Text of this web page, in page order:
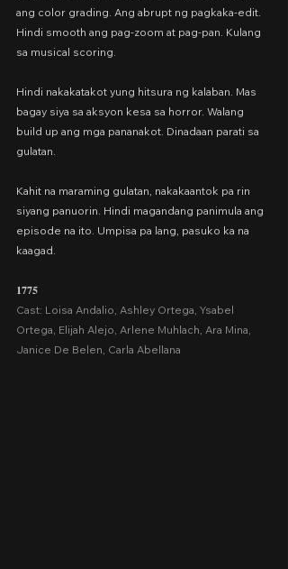
ang color grading. Ang abrupt ng pagkaka-edit.
Hindi smooth ang pag-zoom at pag-pan. Kulang
sa musical scoring.
Hindi nakakatakot yung hitsura ng kalaban. Mas
bagay siya sa aksyon kesa sa horror. Walang
build up ang mga pananakot. Dinadaan parati sa
gulatan.
Kahit na maraming gulatan, nakakaantok pa rin
siyang panuorin. Hindi magandang panimula ang
episode na ito. Umpisa pa lang, pasuko ka na
kaagad.
𝟏𝟕𝟕𝟓
Cast: Loisa Andalio, Ashley Ortega, Ysabel
Ortega, Elijah Alejo, Arlene Muhlach, Ara Mina,
Janice De Belen, Carla Abellana